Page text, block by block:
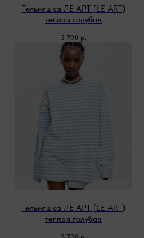
Тельняшка ЛЕ АРТ (LE ART)
теплая голубая
3 790 р.
Тельняшка ЛЕ АРТ (LE ART)
теплая голубая